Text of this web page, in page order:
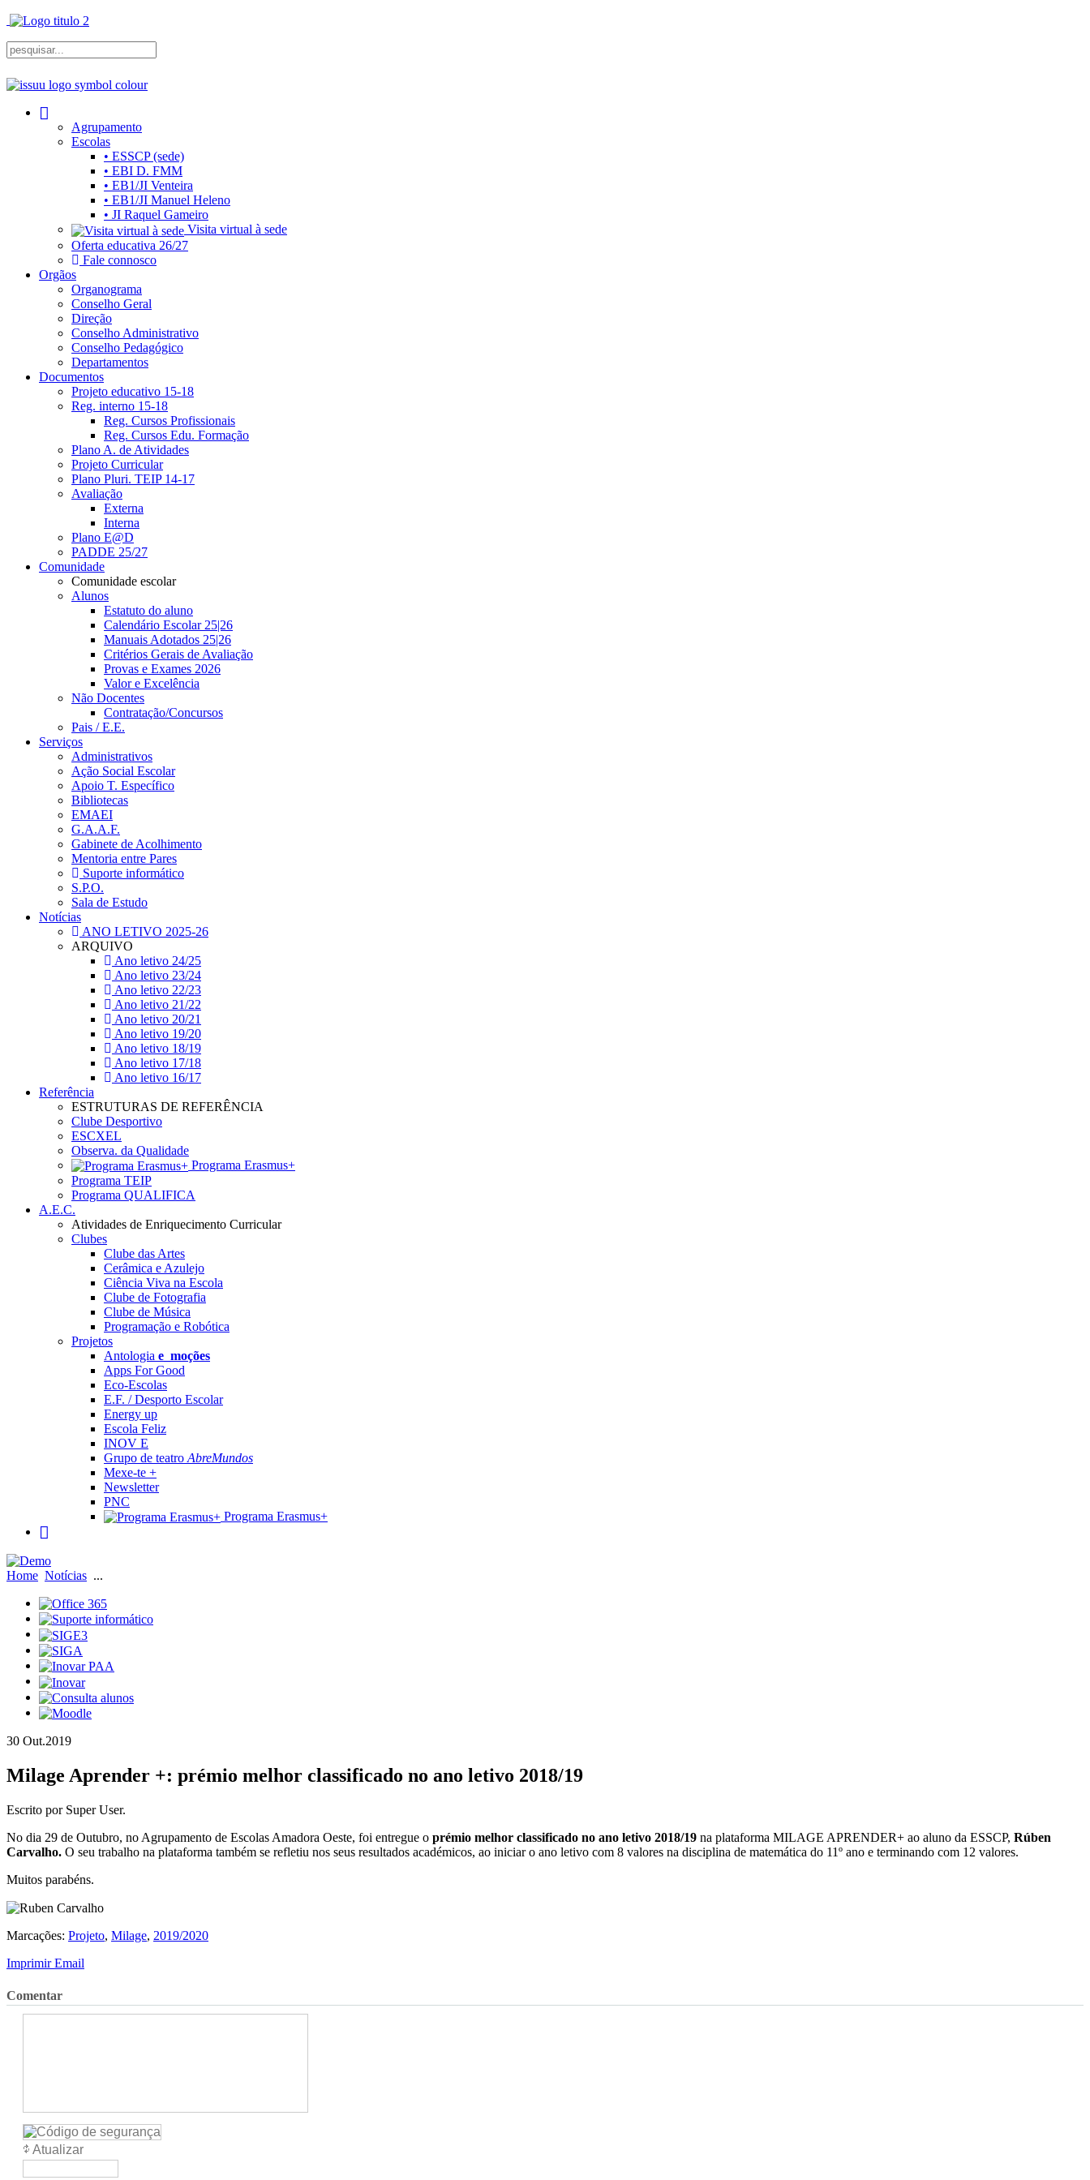
Agrupamento
Escolas
• ESSCP (sede)
• EBI D. FMM
• EB1/JI Venteira
• EB1/JI Manuel Heleno
• JI Raquel Gameiro
Visita virtual à sede
Oferta educativa 26/27
Fale connosco
Orgãos
Organograma
Conselho Geral
Direção
Conselho Administrativo
Conselho Pedagógico
Departamentos
Documentos
Projeto educativo 15-18
Reg. interno 15-18
Reg. Cursos Profissionais
Reg. Cursos Edu. Formação
Plano A. de Atividades
Projeto Curricular
Plano Pluri. TEIP 14-17
Avaliação
Externa
Interna
Plano E@D
PADDE 25/27
Comunidade
Comunidade escolar
Alunos
Estatuto do aluno
Calendário Escolar 25|26
Manuais Adotados 25|26
Critérios Gerais de Avaliação
Provas e Exames 2026
Valor e Excelência
Não Docentes
Contratação/Concursos
Pais / E.E.
Serviços
Administrativos
Ação Social Escolar
Apoio T. Específico
Bibliotecas
EMAEI
G.A.A.F.
Gabinete de Acolhimento
Mentoria entre Pares
Suporte informático
S.P.O.
Sala de Estudo
Notícias
ANO LETIVO 2025-26
ARQUIVO
Ano letivo 24/25
Ano letivo 23/24
Ano letivo 22/23
Ano letivo 21/22
Ano letivo 20/21
Ano letivo 19/20
Ano letivo 18/19
Ano letivo 17/18
Ano letivo 16/17
Referência
ESTRUTURAS DE REFERÊNCIA
Clube Desportivo
ESCXEL
Observa. da Qualidade
Programa Erasmus+
Programa TEIP
Programa QUALIFICA
A.E.C.
Atividades de Enriquecimento Curricular
Clubes
Clube das Artes
Cerâmica e Azulejo
Ciência Viva na Escola
Clube de Fotografia
Clube de Música
Programação e Robótica
Projetos
Antologia e_moções
Apps For Good
Eco-Escolas
E.F. / Desporto Escolar
Energy up
Escola Feliz
INOV E
Grupo de teatro AbreMundos
Mexe-te +
Newsletter
PNC
Programa Erasmus+
Home Notícias ...
30 Out.2019
Milage Aprender +: prémio melhor classificado no ano letivo 2018/19
Escrito por Super User.
No dia 29 de Outubro, no Agrupamento de Escolas Amadora Oeste, foi entregue o prémio melhor classificado no ano letivo 2018/19 na plataforma MILAGE APRENDER+ ao aluno da ESSCP, Rúben
Carvalho. O seu trabalho na plataforma também se refletiu nos seus resultados académicos, ao iniciar o ano letivo com 8 valores na disciplina de matemática do 11º ano e terminando com 12 valores.
Muitos parabéns.
Marcações: Projeto, Milage, 2019/2020
ImprimirEmail
Comentar
Atualizar